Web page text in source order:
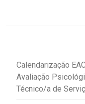
Calendarização
Avaliação
Técnico/a de